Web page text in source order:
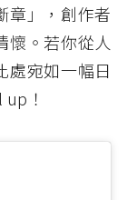
章」，創作者
懷。若你從人
處宛如一幅日
！